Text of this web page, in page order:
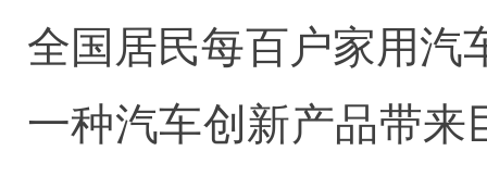
全国居民每百户家用汽
一种汽车创新产品带来